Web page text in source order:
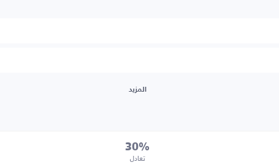
المزيد
30%
تعادل